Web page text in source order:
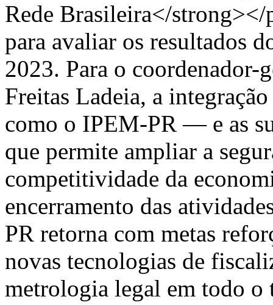
Rede Brasileira</
para avaliar os resultados
2023. Para o
Freitas Ladeia, a
como o IPEM-PR — e as
que permite ampliar a
competitividade da
encerramento das
PR retorna com metas
novas tecnologias de
metrologia legal em todo